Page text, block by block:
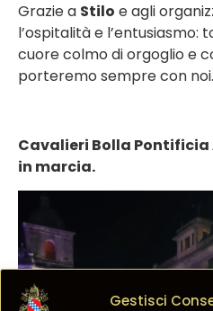
Gestisci
Grazie a Stilo e agli
l’ospitalità e l’entusiasmo:
cuore colmo di orgoglio e
porteremo sempre con noi.
Cavalieri Bolla Pontificia
in marcia.